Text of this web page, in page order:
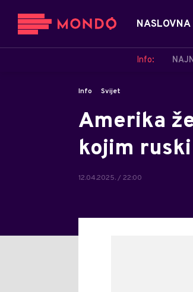
NASLOVNA
Info:
Info Svijet
Amerika
kojim
12.04.2025. / 22:00